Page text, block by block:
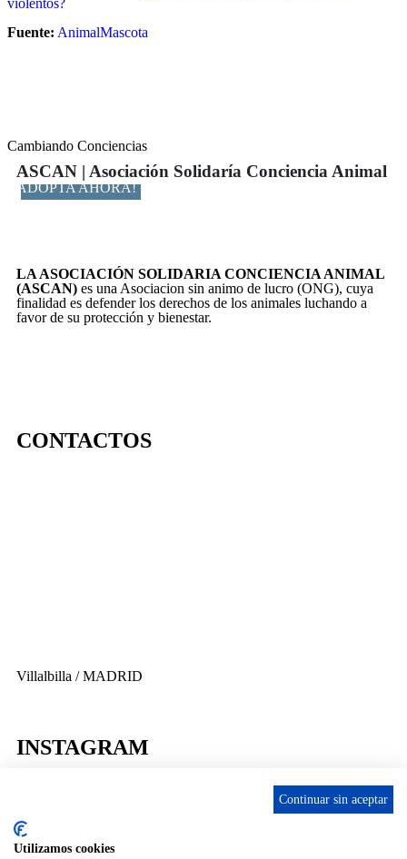
violentos?
Fuente: AnimalMascota
Cambiando Conciencias
ASCAN | Asociación Solidaría Conciencia Animal
ADOPTA AHORA!
LA ASOCIACIÓN SOLIDARIA CONCIENCIA ANIMAL
(ASCAN) es una Asociacion sin animo de lucro (ONG), cuya
finalidad es defender los derechos de los animales luchando a
favor de su protección y bienestar.
CONTACTOS
Villalbilla / MADRID
INSTAGRAM
ENLACES
Continuar sin aceptar
Utilizamos cookies